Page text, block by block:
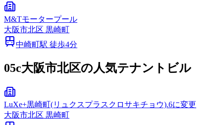
M&Tモータープール
大阪市北区 黒崎町
中崎町駅 徒歩4分
05c大阪市北区の人気テナントビル
LuXe+黒崎町(リュクスプラスクロサキチョウ).6に変更
大阪市北区 黒崎町